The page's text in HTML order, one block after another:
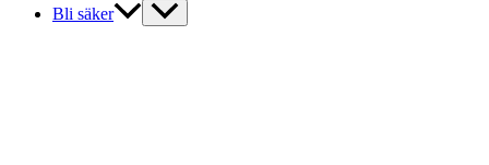
Bli säker